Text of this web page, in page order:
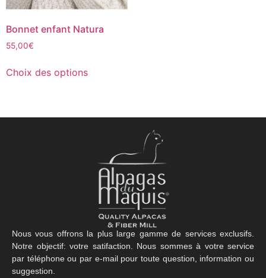
Bonnet enfant Natura
55,00€
Choix des options
Nous vous offrons la plus large gamme de services exclusifs.
Notre objectif: votre satifaction. Nous sommes à votre service
par téléphone ou par e-mail pour toute question, information ou
suggestion.